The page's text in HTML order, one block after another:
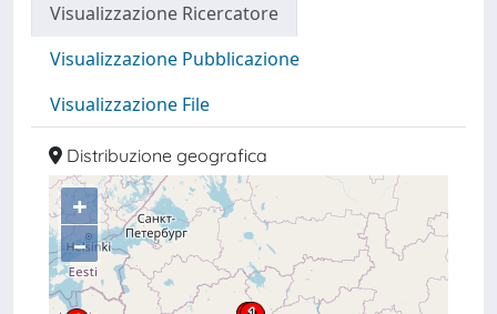
Visualizzazione Ricercatore
Visualizzazione Pubblicazione
Visualizzazione File
Distribuzione geografica
+
–